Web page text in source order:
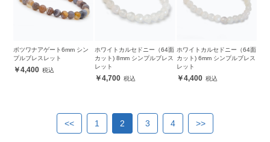
ボツワナアゲート6mm シン
プルブレスレット
4,400
ホワイトカルセドニー（64面
カット) 8mm シンプルブレス
レット
4,700
ホワイトカルセドニー（64面
カット) 6mm シンプルブレス
レット
4,400
<< 1 2 3 4 >>